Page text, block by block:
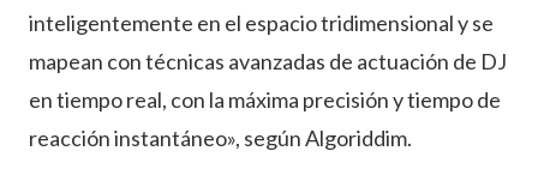
inteligentemente en el espacio tridimensional y se
mapean con técnicas avanzadas de actuación de DJ
en tiempo real, con la máxima precisión y tiempo de
reacción instantáneo», según Algoriddim.